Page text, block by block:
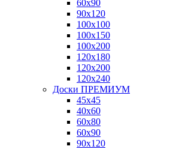
60x90
90x120
100x100
100x150
100x200
120x180
120x200
120x240
Доски ПРЕМИУМ
45x45
40x60
60x80
60x90
90x120